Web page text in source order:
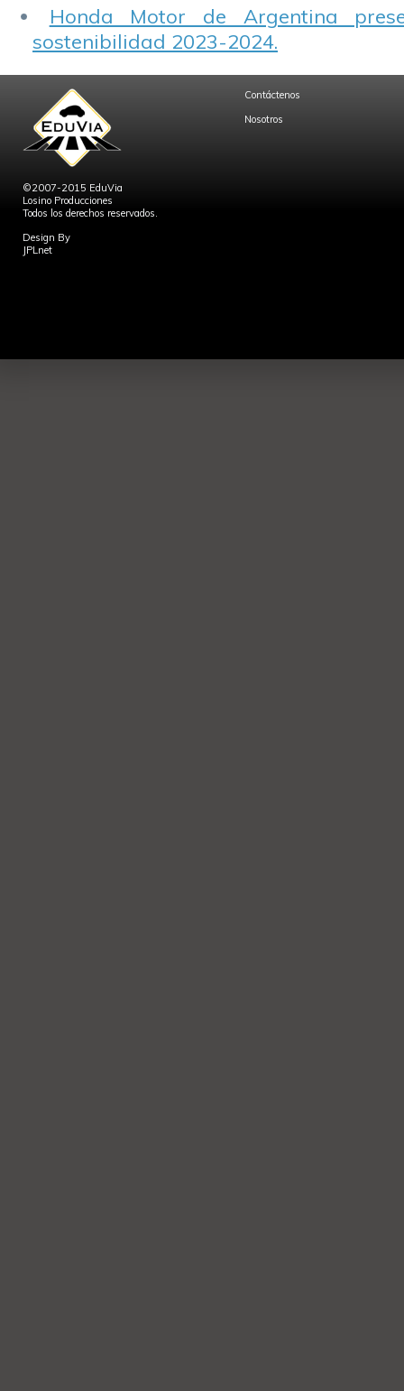
Honda Motor de Argentina
sostenibilidad 2023-2024.
©2007-2015 EduVia
Losino Producciones
Todos los derechos reservados.
Design By
JPLnet
Contáctenos
Nosotros